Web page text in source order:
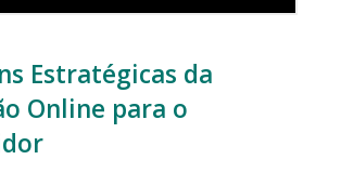
Estratégicas da
Online para o